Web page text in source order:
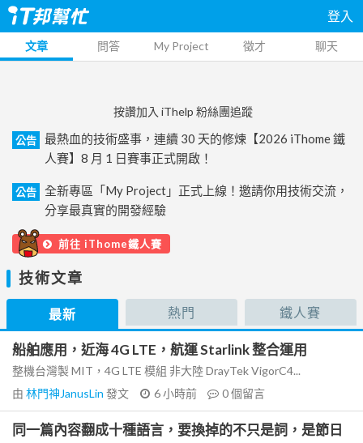
登入
文章 問答 My Project 徵才 聊天
按讚加入 iThelp 粉絲團追蹤
公告
最熱血的技術盛事，連續 30 天的修煉【2026 iThome 鐵
人賽】8 月 1 日賽事正式開啟！
公告
全新專區「My Project」正式上線！邀請你用技術交流，
分享最真實的開發經驗
前往 iThome鐵人賽
技術文章
最新 熱門 鐵人賽
船舶應用，近海 4G LTE，航運 Starlink 整合運用
整機台灣製 MIT，4G LTE 模組 非大陸 DrayTek VigorC4...
由 林門神JanusLin 發文 6 小時前 0個留言
同一篇內容翻成十種語言，要換掉的不只是詞，是節日